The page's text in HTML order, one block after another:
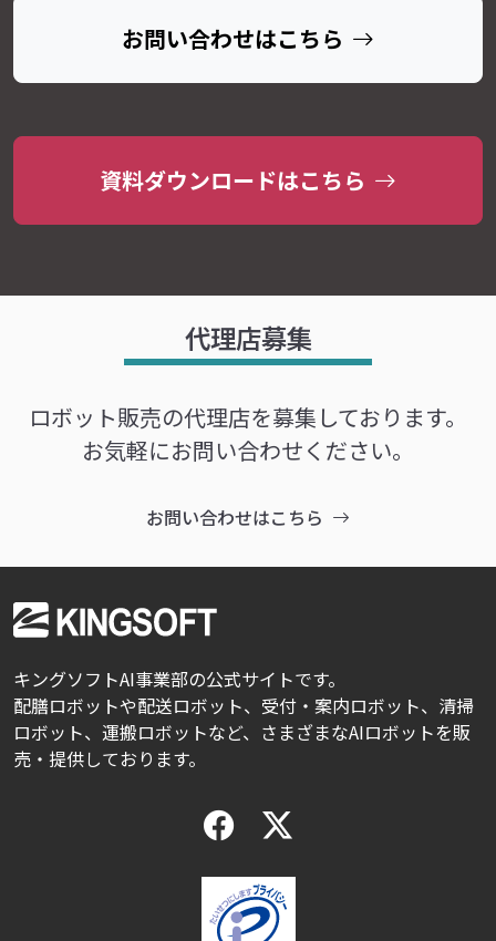
お問い合わせはこちら
資料ダウンロードはこちら
代理店募集
ロボット販売の代理店を募集しております。
お気軽にお問い合わせください。
お問い合わせはこちら
キングソフトAI事業部の公式サイトです。
配膳ロボットや配送ロボット、受付・案内ロボット、清掃
ロボット、運搬ロボットなど、さまざまなAIロボットを販
売・提供しております。